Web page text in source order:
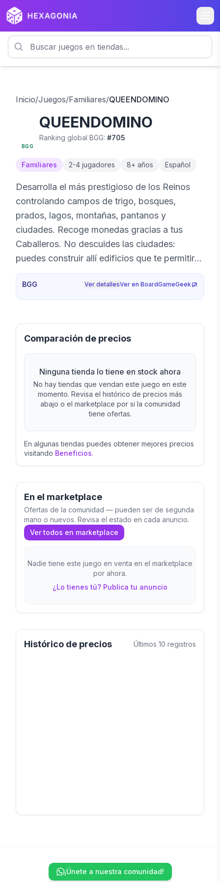
Inicio/Juegos/Familiares/QUEENDOMINO
BGG
QUEENDOMINO
Ranking global BGG: #705
Familiares 2-4 jugadores 8+ años Español
Desarrolla el más prestigioso de los Reinos
controlando campos de trigo, bosques,
prados, lagos, montañas, pantanos y
ciudades. Recoge monedas gracias a tus
Caballeros. No descuides las ciudades:
puedes construir allí edificios que te permitirán
acceder a nuevas estrategias. Intenta
conseguir los favores de la Reina y ...
¡cuidado con el Dragón! Independiente de
Queendomino le ofrece una experiencia de
juego más sólida. Y también puedes mezclar
los dos juegos para juegos de 6 jugadores.
BGG Ver detallesVer en BoardGameGeek
Comparación de precios
Ninguna tienda lo tiene en stock ahora
No hay tiendas que vendan este juego en este
momento. Revisa el histórico de precios más
abajo o el marketplace por si la comunidad
tiene ofertas.
En algunas tiendas puedes obtener mejores precios
visitando Beneficios.
En el marketplace
Ofertas de la comunidad — pueden ser de segunda
mano o nuevos. Revisa el estado en cada anuncio.
Ver todos en marketplace
Nadie tiene este juego en venta en el marketplace
por ahora.
¿Lo tienes tú? Publica tu anuncio
Histórico de precios Últimos 10 registros
¡Únete a nuestra comunidad!